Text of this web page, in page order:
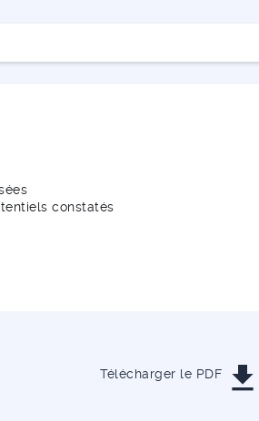
constatés
Télécharger le PDF get_app